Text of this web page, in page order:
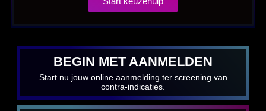
BEGIN MET AANMELDEN
Start nu jouw online aanmelding ter screening van
contra-indicaties.